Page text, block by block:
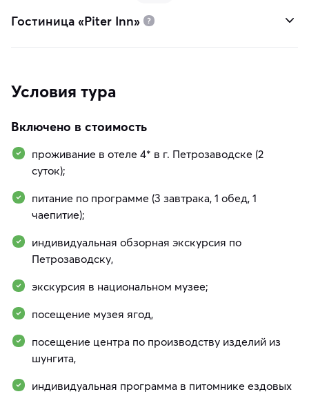
Гостиница «Piter Inn»
Условия тура
Включено в стоимость
проживание в отеле 4* в г. Петрозаводске (2
суток);
питание по программе (3 завтрака, 1 обед, 1
чаепитие);
индивидуальная обзорная экскурсия по
Петрозаводску,
экскурсия в национальном музее;
посещение музея ягод,
посещение центра по производству изделий из
шунгита,
индивидуальная программа в питомнике ездовых